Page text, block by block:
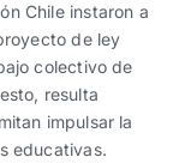
Chile instaron a
de ley
colectivo de
resulta
impulsar la
educativas.